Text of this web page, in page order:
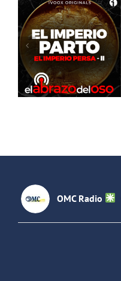
El Abrazo
del Oso.
guerra de
los 30
La
OMC Radio